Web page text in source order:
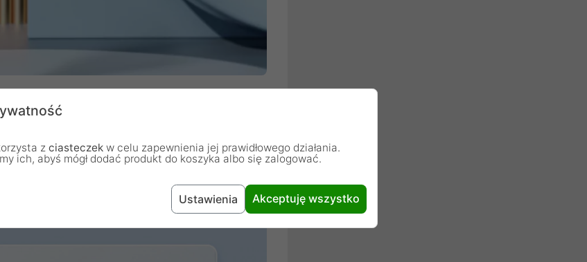
z ciasteczek w celu zapewnienia jej prawidłowego działania.
ich, abyś mógł dodać produkt do koszyka albo się zalogować.
Ustawienia Akceptuję wszystko